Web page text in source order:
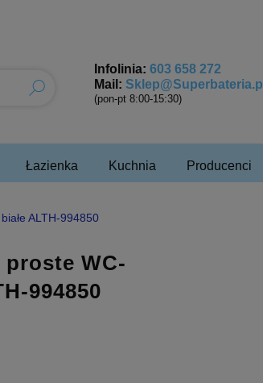
Infolinia: 603 658 272
Mail: Sklep@Superbateria.pl
(pon-pt 8:00-15:30)
Łazienka Kuchnia Producenci
ALTH-994850
proste WC-
994850